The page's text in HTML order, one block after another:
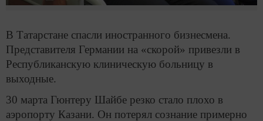
В Татарстане спасли иностранного бизнесмена.
Представителя Германии на «скорой» привезли в
Республиканскую клиническую больницу в
выходные.
30 марта Гюнтеру Шайбе резко стало плохо в
аэропорту Казани. Он потерял сознание примерно